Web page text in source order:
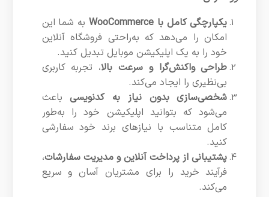
یکپارچگی کامل با WooCommerce
به شما این
امکان را می‌دهد که به‌راحتی فروشگاه آنلاین
خود را به یک اپلیکیشن موبایل تبدیل کنید.
طراحی واکنش‌گرا و سرعت بالا، تجربه کاربری
بی‌نظیری را ایجاد می‌کند.
شخصی‌سازی بدون نیاز به کدنویسیباعث
می‌شود که بتوانید اپلیکیشن خود را به‌طور
کامل متناسب با نیازهای برند خود سفارشی
کنید.
پشتیبانی از پرداخت آنلاین و مدیریت سفارشات،
فرآیند خرید را برای مشتریان آسان و سریع
می‌کند.